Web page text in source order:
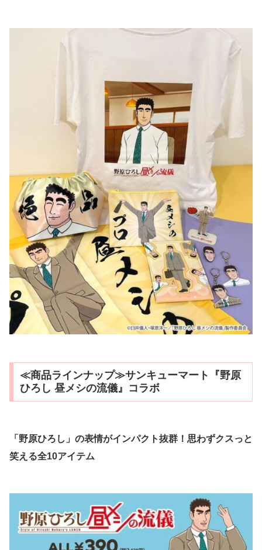
≪商品ラインナップ≫サンキューマート『野原
ひろし 昼メシの流儀』コラボ
「野原ひろし」の表情がインパクト抜群！思わずクスっと
笑える全10アイテム